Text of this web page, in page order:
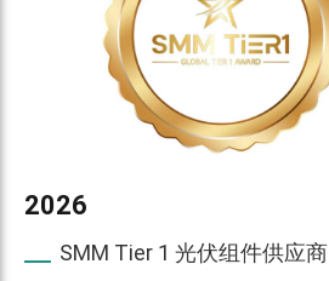
2026
SMM Tier 1 光伏组件供应商